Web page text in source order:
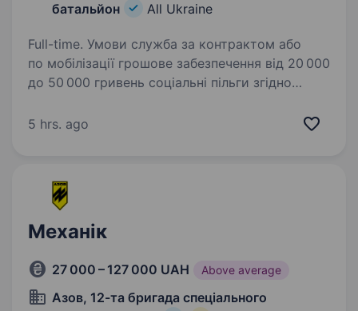
батальйон
All Ukraine
Full-time. Умови служба за контрактом або
по мобілізації грошове забезпечення від 20 000
до 50 000 гривень соціальні пільги згідно
відпустка — 30 календарних днів, медичне,
5 hrs. ago
Механік
27 000 – 127 000 UAH Above average
Азов, 12-та бригада спеціального